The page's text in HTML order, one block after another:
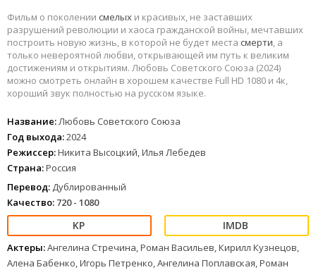
Фильм о поколении смелых и красивых, не заставших
разрушений революции и хаоса гражданской войны, мечтавших
построить новую жизнь, в которой не будет места смерти, а
только невероятной любви, открывающей им путь к великим
достижениям и открытиям. Любовь Советского Союза (2024)
можно смотреть онлайн в хорошем качестве Full HD 1080 и 4к,
хороший звук полностью на русском языке.
Название:Любовь Советского Союза
Год выхода:2024
Режиссер:Никита Высоцкий, Илья Лебедев
Страна:Россия
Перевод: Дублированный
Качество: 720 - 1080
Актеры:Ангелина Стречина, Роман Васильев, Кирилл Кузнецов,
Алена Бабенко, Игорь Петренко, Ангелина Поплавская, Роман